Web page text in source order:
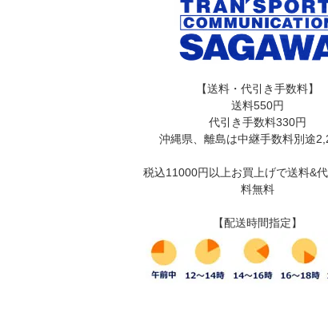
【送料・代引き手数料】
送料550円
代引き手数料330円
沖縄県、離島は中継手数料別途
税込11000円以上お買上げで送料&
料無料
【配送時間指定】